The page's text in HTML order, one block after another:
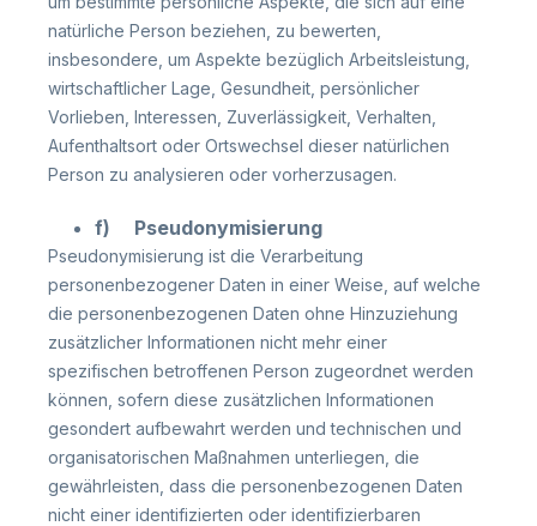
natürliche Person beziehen, zu bewerten,
insbesondere, um Aspekte bezüglich Arbeitsleistung,
wirtschaftlicher Lage, Gesundheit, persönlicher
Vorlieben, Interessen, Zuverlässigkeit, Verhalten,
Aufenthaltsort oder Ortswechsel dieser natürlichen
Person zu analysieren oder vorherzusagen.
f) Pseudonymisierung
Pseudonymisierung ist die Verarbeitung
personenbezogener Daten in einer Weise, auf welche
die personenbezogenen Daten ohne Hinzuziehung
zusätzlicher Informationen nicht mehr einer
spezifischen betroffenen Person zugeordnet werden
können, sofern diese zusätzlichen Informationen
gesondert aufbewahrt werden und technischen und
organisatorischen Maßnahmen unterliegen, die
gewährleisten, dass die personenbezogenen Daten
nicht einer identifizierten oder identifizierbaren